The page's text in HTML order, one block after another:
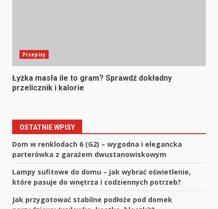
Przepisy
Łyżka masła ile to gram? Sprawdź dokładny
przelicznik i kalorie
OSTATNIE WPISY
Dom w renklodach 6 (G2) – wygodna i elegancka
parterówka z garażem dwustanowiskowym
Lampy sufitowe do domu – jak wybrać oświetlenie,
które pasuje do wnętrza i codziennych potrzeb?
Jak przygotować stabilne podłoże pod domek